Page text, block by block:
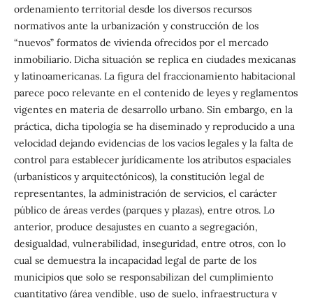
ordenamiento territorial desde los diversos recursos
normativos ante la urbanización y construcción de los
“nuevos” formatos de vivienda ofrecidos por el mercado
inmobiliario. Dicha situación se replica en ciudades mexicanas
y latinoamericanas. La figura del fraccionamiento habitacional
parece poco relevante en el contenido de leyes y reglamentos
vigentes en materia de desarrollo urbano. Sin embargo, en la
práctica, dicha tipología se ha diseminado y reproducido a una
velocidad dejando evidencias de los vacíos legales y la falta de
control para establecer jurídicamente los atributos espaciales
(urbanísticos y arquitectónicos), la constitución legal de
representantes, la administración de servicios, el carácter
público de áreas verdes (parques y plazas), entre otros. Lo
anterior, produce desajustes en cuanto a segregación,
desigualdad, vulnerabilidad, inseguridad, entre otros, con lo
cual se demuestra la incapacidad legal de parte de los
municipios que solo se responsabilizan del cumplimiento
cuantitativo (área vendible, uso de suelo, infraestructura y